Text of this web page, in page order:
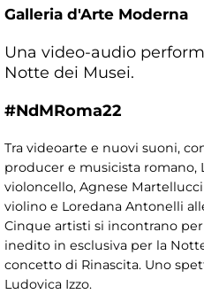
Galleria d'Arte Moderna
Una video-audio
Notte dei Musei.
#NdMRoma22
Tra videoarte e nuovi suoni,
producer e musicista romano,
violoncello, Agnese Martellucci
violino e Loredana Antonelli
Cinque artisti si incontrano
inedito in esclusiva per la
concetto di Rinascita. Uno
Ludovica Izzo.